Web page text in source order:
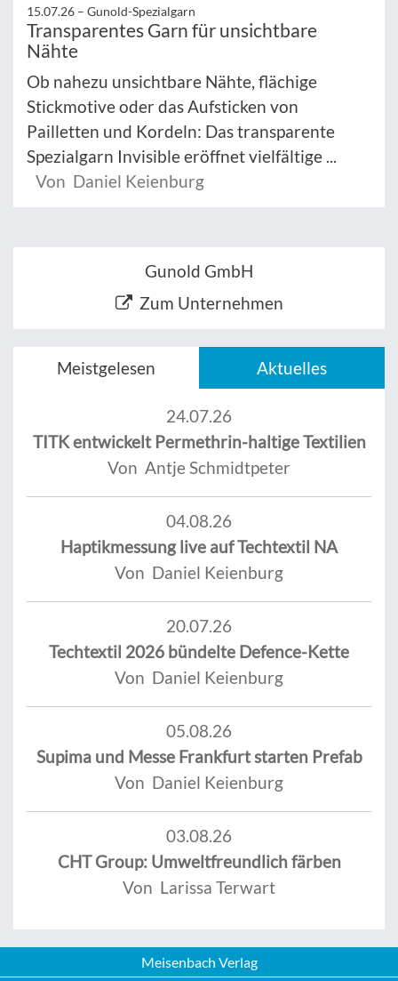
15.07.26 – Gunold-Spezialgarn
Transparentes Garn für unsichtbare
Nähte
Ob nahezu unsichtbare Nähte, flächige
Stickmotive oder das Aufsticken von
Pailletten und Kordeln: Das transparente
Spezialgarn Invisible eröffnet vielfältige ...
Von Daniel Keienburg
Gunold GmbH
Zum Unternehmen
Meistgelesen Aktuelles
24.07.26
TITK entwickelt Permethrin-haltige Textilien
Von Antje Schmidtpeter
04.08.26
Haptikmessung live auf Techtextil NA
Von Daniel Keienburg
20.07.26
Techtextil 2026 bündelte Defence-Kette
Von Daniel Keienburg
05.08.26
Supima und Messe Frankfurt starten Prefab
Von Daniel Keienburg
03.08.26
CHT Group: Umweltfreundlich färben
Von Larissa Terwart
Meisenbach Verlag